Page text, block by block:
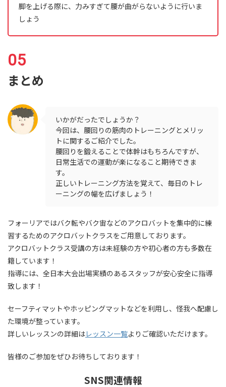
脚を上げる際に、力みすぎて腰が曲がらないように行いま
しょう
まとめ
いかがだったでしょうか？
今回は、腰回りの筋肉のトレーニングとメリッ
トに関するご紹介でした。
腰回りを鍛えることで体幹はもちろんですが、
日常生活での運動が楽になること期待できま
す。
正しいトレーニング方法を覚えて、毎日のトレ
ーニングの幅を広げましょう！
フォーリアではバク転やバク宙などのアクロバットを集中的に練
習するためのアクロバットクラスをご用意しております。
アクロバットクラス受講の方は未経験の方や初心者の方も多数在
籍しています！
指導には、全日本大会出場実績のあるスタッフが安心安全に指導
致します！
セーフティマットやホッピングマットなどを利用し、怪我へ配慮し
た環境が整っています。
詳しいレッスンの詳細はレッスン一覧よりご確認いただけます。
皆様のご参加をぜひお待ちしております！
SNS関連情報